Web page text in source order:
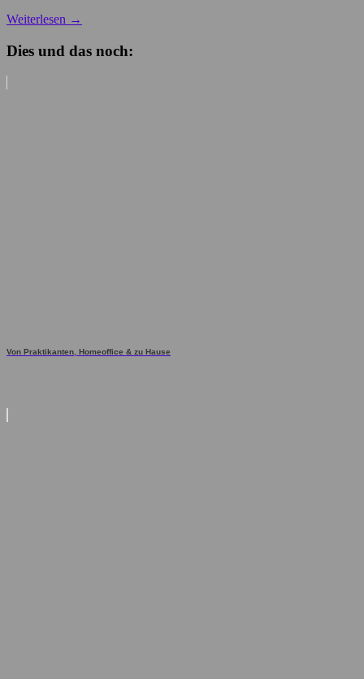
Weiterlesen →
Dies und das noch:
Von Praktikanten, Homeoffice & zu Hause